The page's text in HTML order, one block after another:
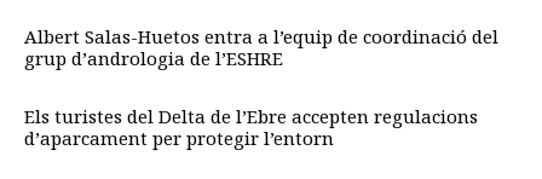
Albert Salas-Huetos entra a l’equip de coordinació del
grup d’andrologia de l’ESHRE
Els turistes del Delta de l’Ebre accepten regulacions
d’aparcament per protegir l’entorn